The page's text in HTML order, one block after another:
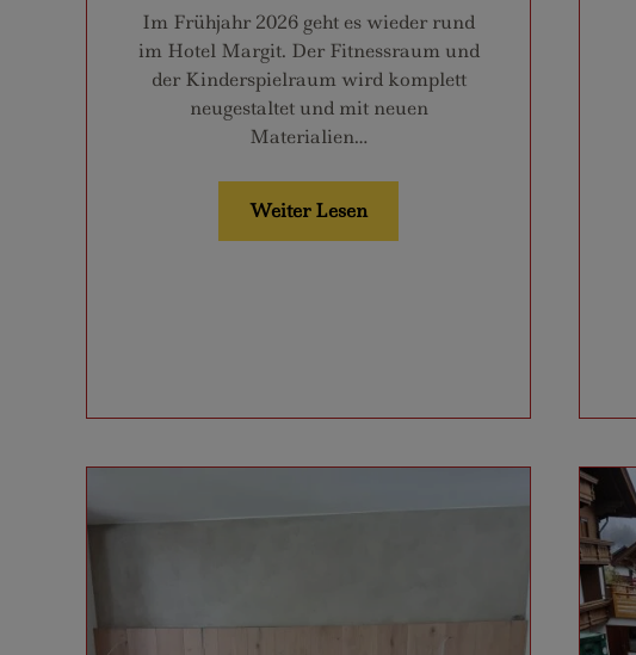
Im Frühjahr 2026 geht es wieder rund
im Hotel Margit. Der Fitnessraum und
der Kinderspielraum wird komplett
neugestaltet und mit neuen
Materialien…
Weiter Lesen